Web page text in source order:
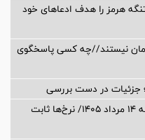
هرمز را هدف ادعاهای خود
نیستند//چه کسی پاسخگوی
جزئیات در دست بررسی
قیمت دلار در بازار آزاد امروز چهارشنبه ۱۴ مرداد ۱۴۰۵/ نرخ‌ها ثابت